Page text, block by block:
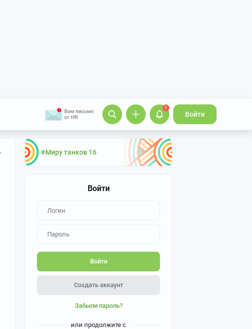
1
Войти
#Миру танков 16
Войти
Войти
Создать аккаунт
Забыли пароль?
или продолжите с